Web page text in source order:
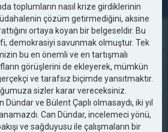
toplumların nasıl krize girdiklerinin
çözüm getirmediğini, aksine
ortaya koyan bir belgeseldir. Bu
demokrasiyi savunmak olmuştur. Tek
bu en önemli ve en tartışmalı
görüşlerini de ekleyerek, mümkün
ve tarafsız biçimde yansıtmaktır.
sizler karar vereceksiniz.
Dündar ve Bülent Çaplı olmasaydı, iki yıl
Can Dündar, incelemeci yönü,
ve sağduyusu ile çalışmaların bir